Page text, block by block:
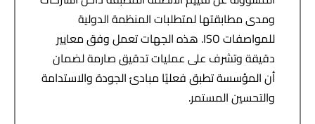
ومدى مطابقتها لمتطلبات المنظمة الدولية
للمواصفات ISO. هذه الجهات تعمل وفق معايير
دقيقة وتشرف على عمليات تدقيق صارمة لضمان
أن المؤسسة تطبق فعليًا مبادئ الجودة والاستدامة
والتحسين المستمر.